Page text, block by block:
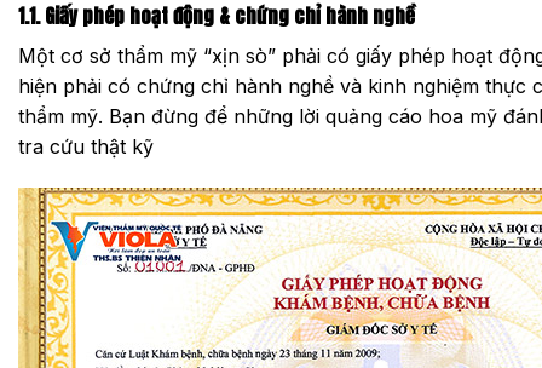
1.1. Giấy phép hoạt động & chứng chỉ hành nghề
Một cơ sở thẩm mỹ “xịn sò” phải có giấy phép hoạt
hiện phải có chứng chỉ hành nghề và kinh nghiệm thực
thẩm mỹ. Bạn đừng để những lời quảng cáo hoa mỹ
tra cứu thật kỹ